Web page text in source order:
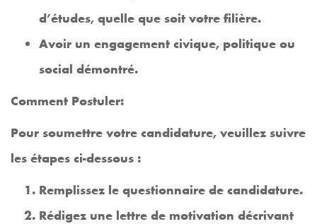
d’études, quelle que soit votre filière.
Avoir un engagement civique, politique ou
social démontré.
Comment Postuler:
Pour soumettre votre candidature, veuillez suivre
les étapes ci-dessous :
Remplissez le questionnaire de candidature.
Rédigez une lettre de motivation décrivant